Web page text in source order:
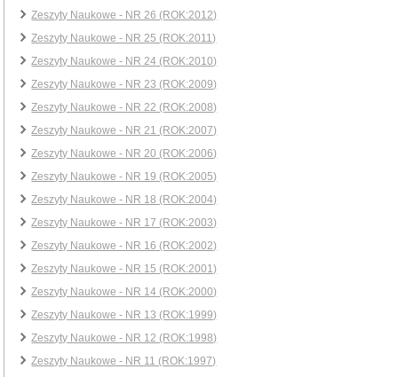
Zeszyty Naukowe - NR 26 (ROK:2012)
Zeszyty Naukowe - NR 25 (ROK:2011)
Zeszyty Naukowe - NR 24 (ROK:2010)
Zeszyty Naukowe - NR 23 (ROK:2009)
Zeszyty Naukowe - NR 22 (ROK:2008)
Zeszyty Naukowe - NR 21 (ROK:2007)
Zeszyty Naukowe - NR 20 (ROK:2006)
Zeszyty Naukowe - NR 19 (ROK:2005)
Zeszyty Naukowe - NR 18 (ROK:2004)
Zeszyty Naukowe - NR 17 (ROK:2003)
Zeszyty Naukowe - NR 16 (ROK:2002)
Zeszyty Naukowe - NR 15 (ROK:2001)
Zeszyty Naukowe - NR 14 (ROK:2000)
Zeszyty Naukowe - NR 13 (ROK:1999)
Zeszyty Naukowe - NR 12 (ROK:1998)
Zeszyty Naukowe - NR 11 (ROK:1997)